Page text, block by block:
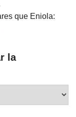
que Eniola:
la